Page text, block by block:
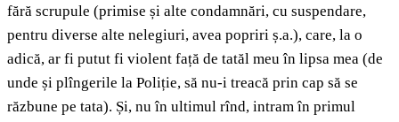
fără scrupule (primise și alte condamnări, cu suspendare,
pentru diverse alte nelegiuri, avea popriri ș.a.), care, la o
adică, ar fi putut fi violent față de tatăl meu în lipsa mea (de
unde și plîngerile la Poliție, să nu-i treacă prin cap să se
răzbune pe tata). Și, nu în ultimul rînd, intram în primul